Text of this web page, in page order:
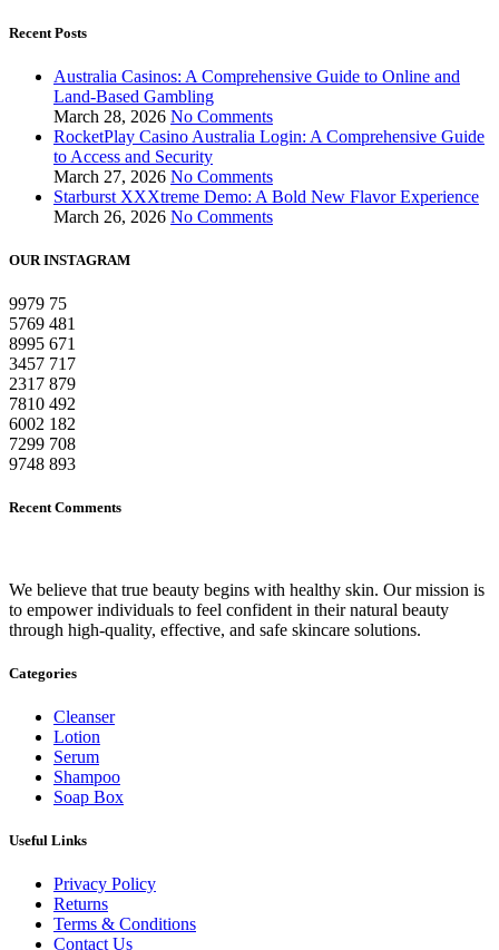
Recent Posts
Australia Casinos: A Comprehensive Guide to Online and
Land-Based Gambling
March 28, 2026 No Comments
RocketPlay Casino Australia Login: A Comprehensive Guide
to Access and Security
March 27, 2026 No Comments
Starburst XXXtreme Demo: A Bold New Flavor Experience
March 26, 2026 No Comments
OUR INSTAGRAM
9979 75
5769 481
8995 671
3457 717
2317 879
7810 492
6002 182
7299 708
9748 893
Recent Comments
We believe that true beauty begins with healthy skin. Our mission is
to empower individuals to feel confident in their natural beauty
through high-quality, effective, and safe skincare solutions.
Categories
Cleanser
Lotion
Serum
Shampoo
Soap Box
Useful Links
Privacy Policy
Returns
Terms & Conditions
Contact Us